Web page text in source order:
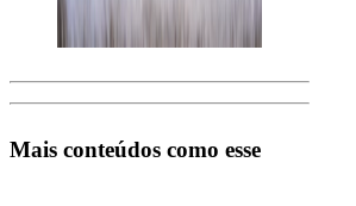
Mais conteúdos como esse